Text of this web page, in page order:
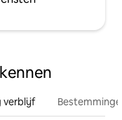
verblijf